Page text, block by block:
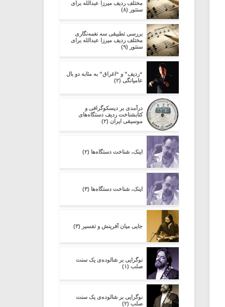
مختلف ردیف میرزا عبدالله برای
سنتور (۸)
بررسی تطبیقی سه نغمه‌نگاری
مختلف ردیف میرزا عبدالله برای
سنتور (۹)
“ردیف” و “اغراق” به مثابه دو بال
عامیانگی (۲)
در‌آمدی بر دیسکوگرافی و
کتابشناخت ردیف دستگاه‌های
موسیقی ایران (۲)
اینک، شناخت دستگاه‌ها (۲)
اینک، شناخت دستگاه‌ها (۳)
جایی میان آفرینش و تفسیر (۳)
نوگرایی بر شالوده‌ی یک سنت
صلب (۱)
نوگرایی بر شالوده‌ی یک سنت
صلب (۲)